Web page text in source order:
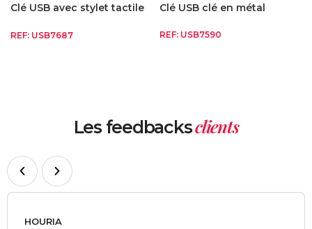
Clé USB avec stylet tactile
REF: USB7687
Clé USB clé en métal
REF: USB7590
Les feedbacksclients
HOURIA